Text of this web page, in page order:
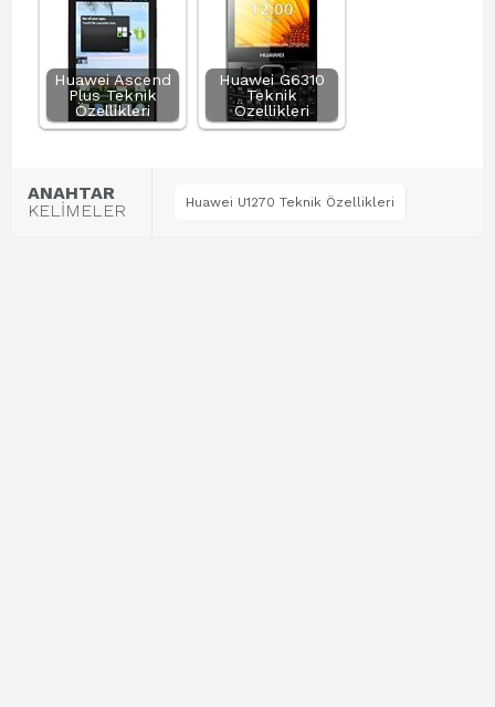
Huawei Ascend
Plus Teknik
Özellikleri
Huawei G6310
Teknik
Özellikleri
ANAHTAR
KELİMELER
Huawei U1270 Teknik Özellikleri